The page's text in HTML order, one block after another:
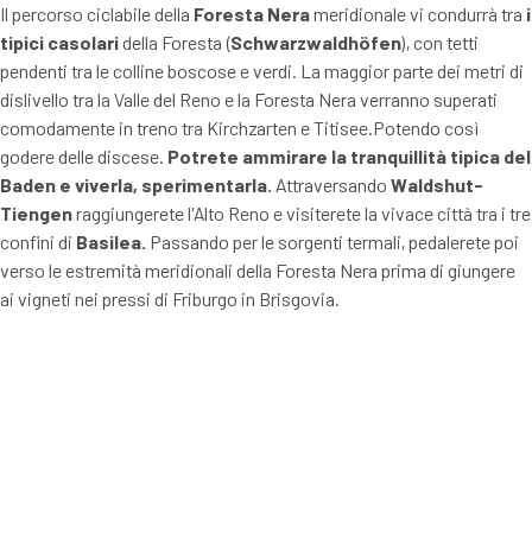
Il percorso ciclabile della Foresta Nerameridionale vi condurrà tra i
tipici casolaridella Foresta (Schwarzwaldhöfen), con tetti
pendenti tra le colline boscose e verdi. La maggior parte dei metri di
dislivello tra la Valle del Reno e la Foresta Nera verranno superati
comodamente in treno tra Kirchzarten e Titisee.Potendo così
godere delle discese. Potrete ammirare la tranquillità tipica del
Baden e viverla, sperimentarla. Attraversando Waldshut-
Tiengenraggiungerete l'Alto Reno e visiterete la vivace città tra i tre
confini di Basilea. Passando per le sorgenti termali, pedalerete poi
verso le estremità meridionali della Foresta Nera prima di giungere
ai vigneti nei pressi di Friburgo in Brisgovia.